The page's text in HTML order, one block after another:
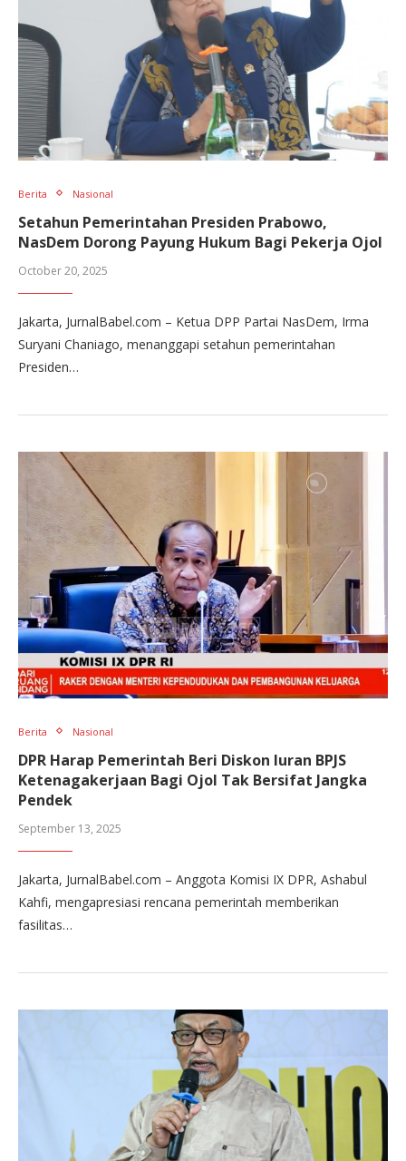
Berita Nasional
Setahun Pemerintahan Presiden Prabowo,
NasDem Dorong Payung Hukum Bagi Pekerja Ojol
October 20, 2025
Jakarta, JurnalBabel.com – Ketua DPP Partai NasDem, Irma
Suryani Chaniago, menanggapi setahun pemerintahan
Presiden…
Berita Nasional
DPR Harap Pemerintah Beri Diskon Iuran BPJS
Ketenagakerjaan Bagi Ojol Tak Bersifat Jangka
Pendek
September 13, 2025
Jakarta, JurnalBabel.com – Anggota Komisi IX DPR, Ashabul
Kahfi, mengapresiasi rencana pemerintah memberikan
fasilitas…